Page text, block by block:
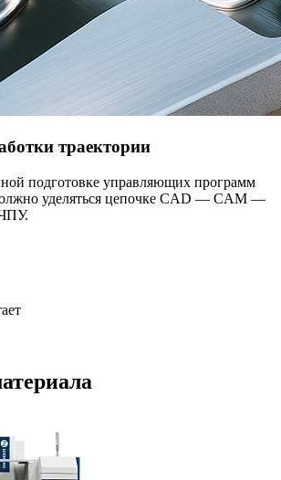
траектории
подготовке управляющих программ
уделяться цепочке CAD — CAM —